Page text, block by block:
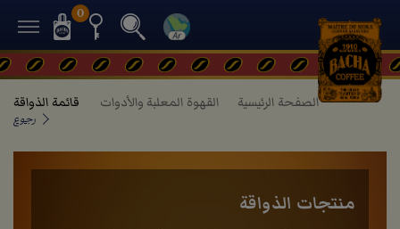
0
الصفحة الرئيسية القهوة المعلبة والأدوات قائمة الذواقة
رجوع
منتجات الذواقة